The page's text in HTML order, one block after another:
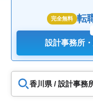
完全無料 転
設計事務所
香川県 / 設計事務